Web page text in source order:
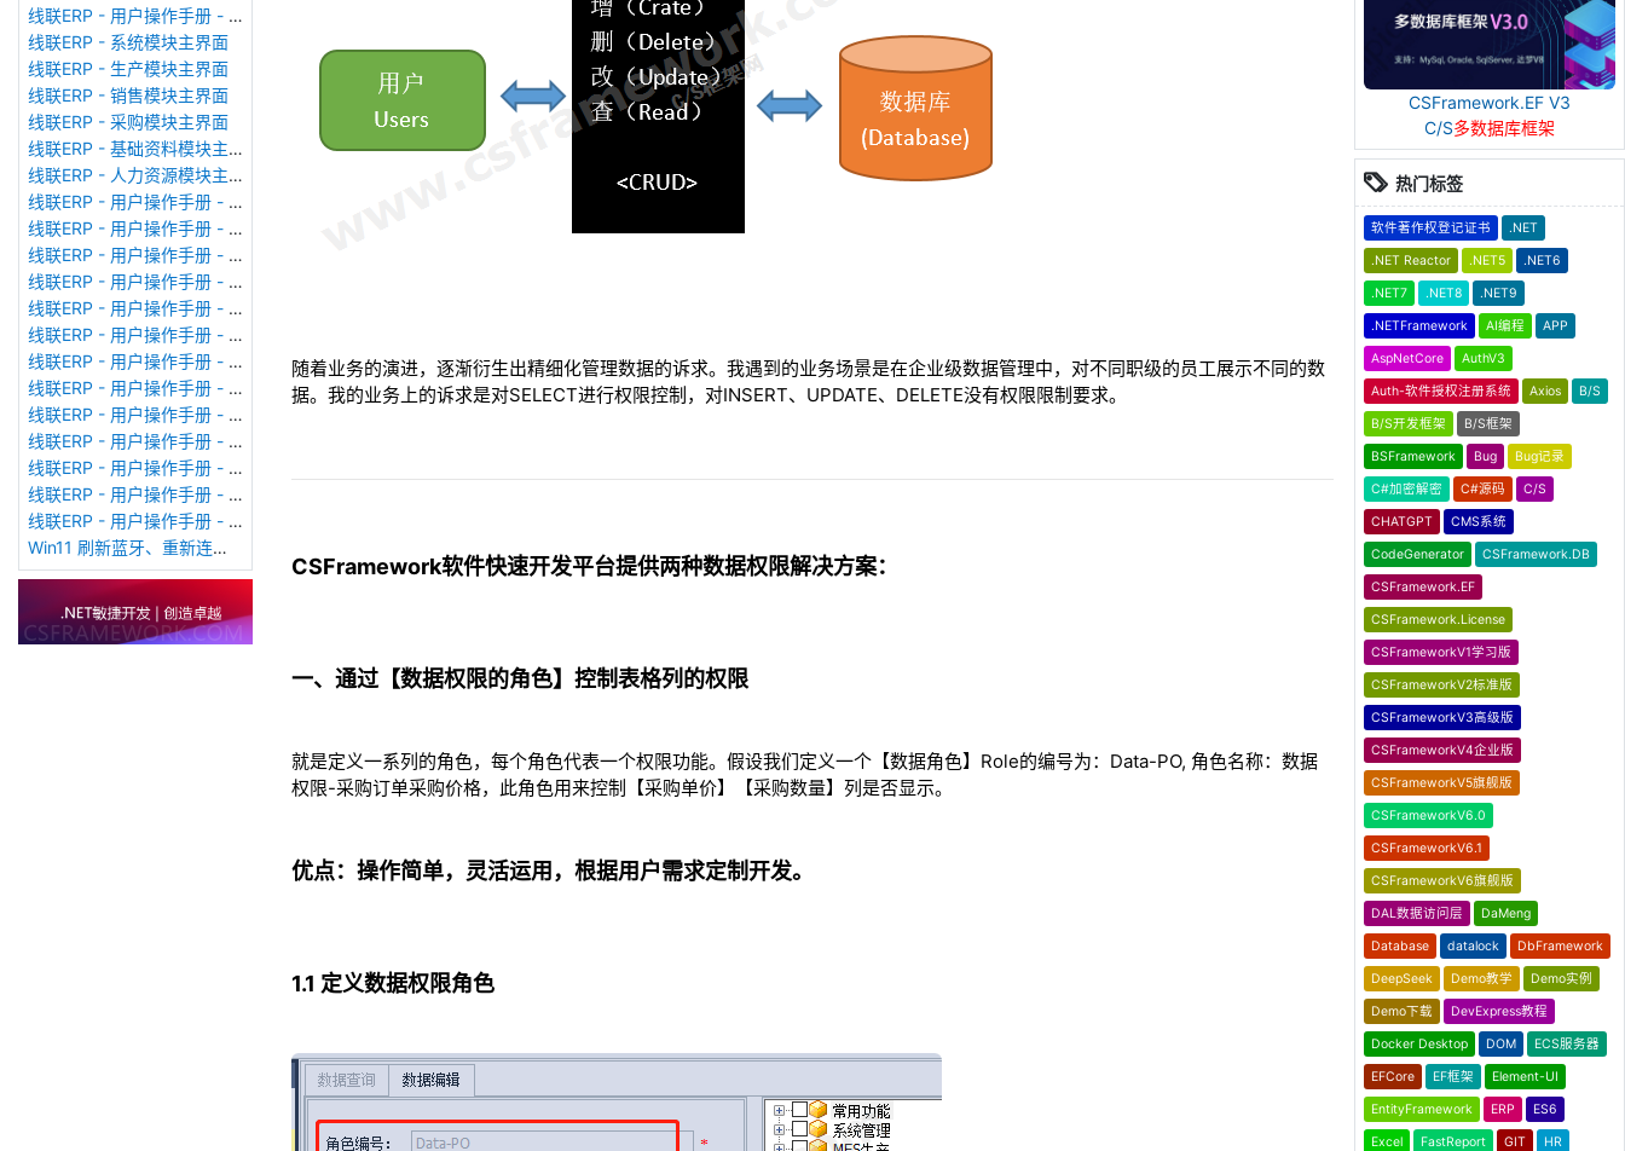
线联ERP - 用户操作手册 - 库存账龄分析表
线联ERP - 系统模块主界面
线联ERP - 生产模块主界面
线联ERP - 销售模块主界面
线联ERP - 采购模块主界面
线联ERP - 基础资料模块主界面
线联ERP - 人力资源模块主界面
线联ERP - 用户操作手册 - 个人考勤报表（横向）
线联ERP - 用户操作手册 - 部门考勤报表
线联ERP - 用户操作手册 - 个人考勤报表
线联ERP - 用户操作手册 - 考勤计算
线联ERP - 用户操作手册 - 节假日管理
线联ERP - 用户操作手册 - 请假管理
线联ERP - 用户操作手册 - 补卡管理
线联ERP - 用户操作手册 - 考勤设备管理
线联ERP - 用户操作手册 - 考勤参数配置
线联ERP - 用户操作手册 - 考勤设备绑定
线联ERP - 用户操作手册 - 员工档案
线联ERP - 用户操作手册 - 班次管理
线联ERP - 用户操作手册 - 排班管理
Win11 刷新蓝牙、重新连接蓝牙音响
随着业务的演进，逐渐衍生出精细化管理数据的诉求。我遇到的业务场景是在企业级数据管理中，对不同职级的员工展示不同的数
据。我的业务上的诉求是对SELECT进行权限控制，对INSERT、UPDATE、DELETE没有权限限制要求。
CSFramework软件快速开发平台提供两种数据权限解决方案：
一、通过【数据权限的角色】控制表格列的权限
就是定义一系列的角色，每个角色代表一个权限功能。假设我们定义一个【数据角色】Role的编号为：Data-PO, 角色名称：数据
权限-采购订单采购价格，此角色用来控制【采购单价】【采购数量】列是否显示。
优点：操作简单，灵活运用，根据用户需求定制开发。
1.1 定义数据权限角色
CSFramework.EF V3
C/S多数据库框架
热门标签
软件著作权登记证书 .NET
.NET Reactor .NET5 .NET6
.NET7 .NET8 .NET9
.NETFramework AI编程 APP
AspNetCore AuthV3
Auth-软件授权注册系统 Axios B/S
B/S开发框架 B/S框架
BSFramework Bug Bug记录
C#加密解密 C#源码 C/S
CHATGPT CMS系统
CodeGenerator CSFramework.DB
CSFramework.EF
CSFramework.License
CSFrameworkV1学习版
CSFrameworkV2标准版
CSFrameworkV3高级版
CSFrameworkV4企业版
CSFrameworkV5旗舰版
CSFrameworkV6.0
CSFrameworkV6.1
CSFrameworkV6旗舰版
DAL数据访问层 DaMeng
Database datalock DbFramework
DeepSeek Demo教学 Demo实例
Demo下载 DevExpress教程
Docker Desktop DOM ECS服务器
EFCore EF框架 Element-UI
EntityFramework ERP ES6
Excel FastReport GIT HR